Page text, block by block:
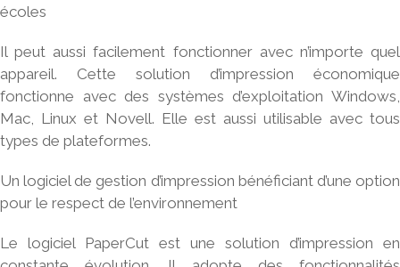
écoles
Il peut aussi facilement fonctionner avec n’importe quel
appareil. Cette solution d’impression économique
fonctionne avec des systèmes d’exploitation Windows,
Mac, Linux et Novell. Elle est aussi utilisable avec tous
types de plateformes.
Un logiciel de gestion d’impression bénéficiant d’une option
pour le respect de l’environnement
Le logiciel PaperCut est une solution d’impression en